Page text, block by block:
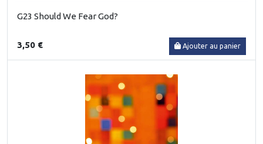
G23 Should We Fear God?
3,50 € Ajouter au panier